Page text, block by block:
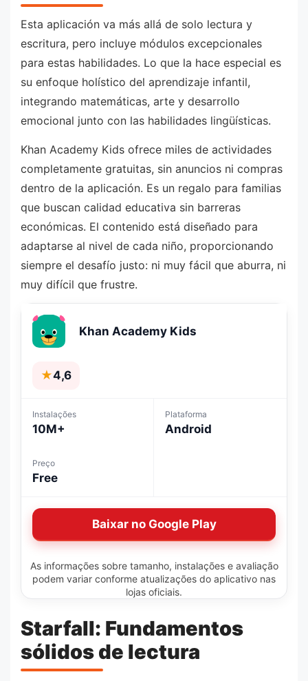
Esta aplicación va más allá de solo lectura y
escritura, pero incluye módulos excepcionales
para estas habilidades. Lo que la hace especial es
su enfoque holístico del aprendizaje infantil,
integrando matemáticas, arte y desarrollo
emocional junto con las habilidades lingüísticas.
Khan Academy Kids ofrece miles de actividades
completamente gratuitas, sin anuncios ni compras
dentro de la aplicación. Es un regalo para familias
que buscan calidad educativa sin barreras
económicas. El contenido está diseñado para
adaptarse al nivel de cada niño, proporcionando
siempre el desafío justo: ni muy fácil que aburra, ni
muy difícil que frustre.
Khan Academy Kids
★4,6
Instalações
10M+
Plataforma
Android
Preço
Free
Baixar no Google Play
As informações sobre tamanho, instalações e avaliação
podem variar conforme atualizações do aplicativo nas
lojas oficiais.
Starfall: Fundamentos
sólidos de lectura